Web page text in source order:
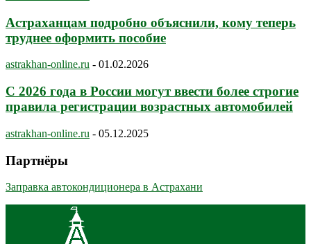
Астраханцам подробно объяснили, кому теперь
труднее оформить пособие
astrakhan-online.ru - 01.02.2026
С 2026 года в России могут ввести более строгие
правила регистрации возрастных автомобилей
astrakhan-online.ru - 05.12.2025
Партнёры
Заправка автокондиционера в Астрахани